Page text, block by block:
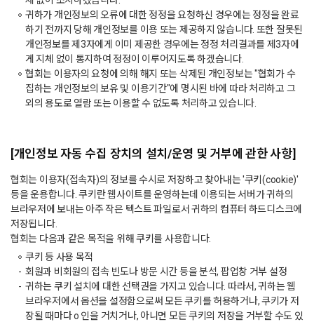
귀하가 개인정보의 오류에 대한 정정을 요청하신 경우에는 정정을 완료
하기 전까지 당해 개인정보를 이용 또는 제공하지 않습니다. 또한 잘못된
개인정보를 제3자에게 이미 제공한 경우에는 정정 처리결과를 제3자에
게 지체 없이 통지하여 정정이 이루어지도록 하겠습니다.
협회는 이용자의 요청에 의해 해지 또는 삭제된 개인정보는 "협회가 수
집하는 개인정보의 보유 및 이용기간"에 명시된 바에 따라 처리하고 그
외의 용도로 열람 또는 이용할 수 없도록 처리하고 있습니다.
[개인정보 자동 수집 장치의 설치/운영 및 거부에 관한 사항]
협회는 이용자(접속자)의 정보를 수시로 저장하고 찾아내는 '쿠키(cookie)'
등을 운용합니다. 쿠키란 웹사이트를 운영하는데 이용되는 서버가 귀하의
브라우저에 보내는 아주 작은 텍스트 파일로서 귀하의 컴퓨터 하드디스크에
저장됩니다.
협회는 다음과 같은 목적을 위해 쿠키를 사용합니다.
쿠키 등 사용 목적
회원과 비회원의 접속 빈도나 방문 시간 등을 분석, 팝업창 거부 설정
귀하는 쿠키 설치에 대한 선택권을 가지고 있습니다. 따라서, 귀하는 웹
브라우저에서 옵션을 설정함으로써 모든 쿠키를 허용하거나, 쿠키가 저
장될 때마다 ο 인을 거치거나, 아니면 모든 쿠키의 저장을 거부할 수도 있